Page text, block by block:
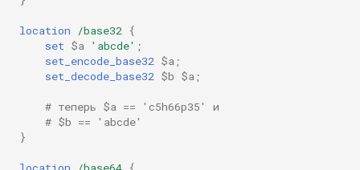
jwt-verification
kafka
location /base32
{
set $a 'abcde' ;
set_encode_base32 $a ;
set_decode_base32 $b $a ;
# теперь $a == 'c5h66p35' и
# $b == 'abcde'
}